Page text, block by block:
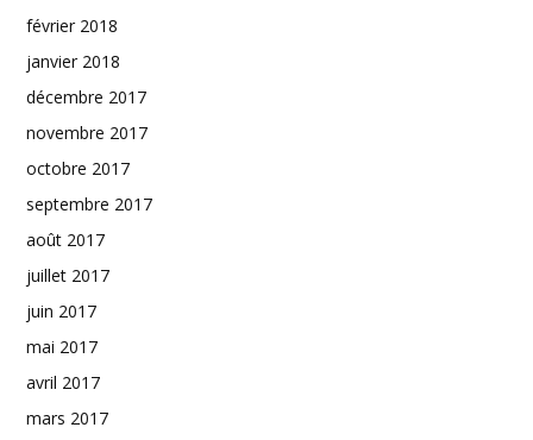
février 2018
janvier 2018
décembre 2017
novembre 2017
octobre 2017
septembre 2017
août 2017
juillet 2017
juin 2017
mai 2017
avril 2017
mars 2017